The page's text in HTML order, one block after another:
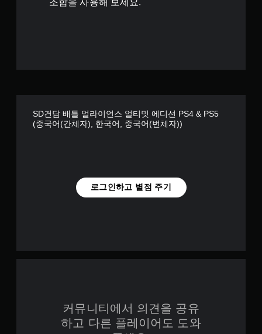
SD건담 배틀 얼라이언스 얼티밋 에디션 PS4 & PS5
(중국어(간체자), 한국어, 중국어(번체자))
로그인하고 별점 주기
커뮤니티에서 의견을 공유
하고 다른 플레이어도 도와